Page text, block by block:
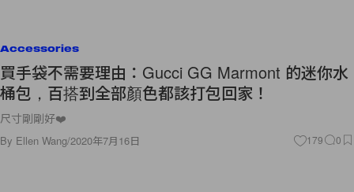
Accessories
買手袋不需要理由：Gucci GG Marmont 的迷你水
桶包，百搭到全部顏色都該打包回家！
尺寸剛剛好❤️
By Ellen Wang/2020年7月16日 179 0